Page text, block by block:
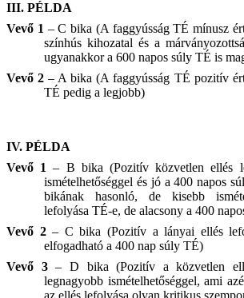
III. PÉLDA
Vevő 1– C bika (A faggyússág TÉ mínusz
színhús kihozatal és a
ugyanakkor a 600 napos súly TÉ is
Vevő 2 – A bika (A faggyússág TÉ pozitív
TÉ pedig a legjobb)
IV. PÉLDA
Vevő 1 – B bika (Pozitív közvetlen ellés
ismételhetőséggel és jó a 400 napos
bikának hasonló, de kisebb
lefolyása TÉ-e, de alacsony a 400
Vevő 2– C bika (Pozitív a lányai ellés
elfogadható a 400 nap súly TÉ)
Vevő 3– D bika (Pozitív a közvetlen
legnagyobb ismételhetőséggel, ami